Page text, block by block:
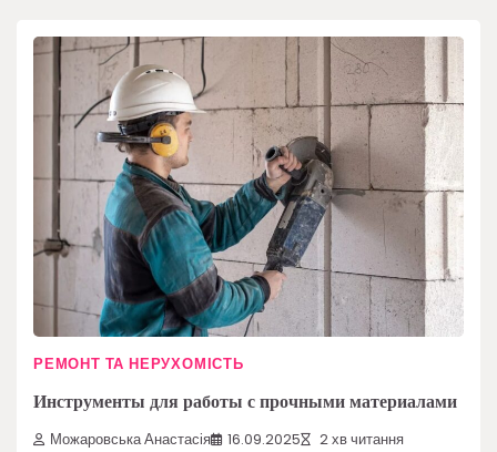
РЕМОНТ ТА НЕРУХОМІСТЬ
Инструменты для работы с прочными материалами
Можаровська Анастасія 16.09.2025 2 хв читання